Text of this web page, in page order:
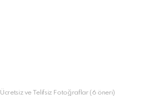
Ücretsiz ve Telifsiz Fotoğraflar (6 öneri)